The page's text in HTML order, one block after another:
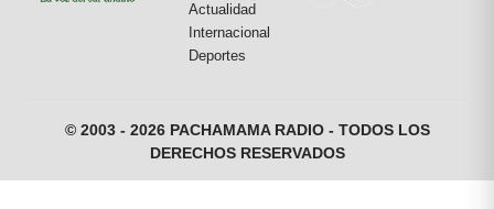
Actualidad
Internacional
Deportes
© 2003 - 2026 PACHAMAMA RADIO - TODOS LOS
DERECHOS RESERVADOS